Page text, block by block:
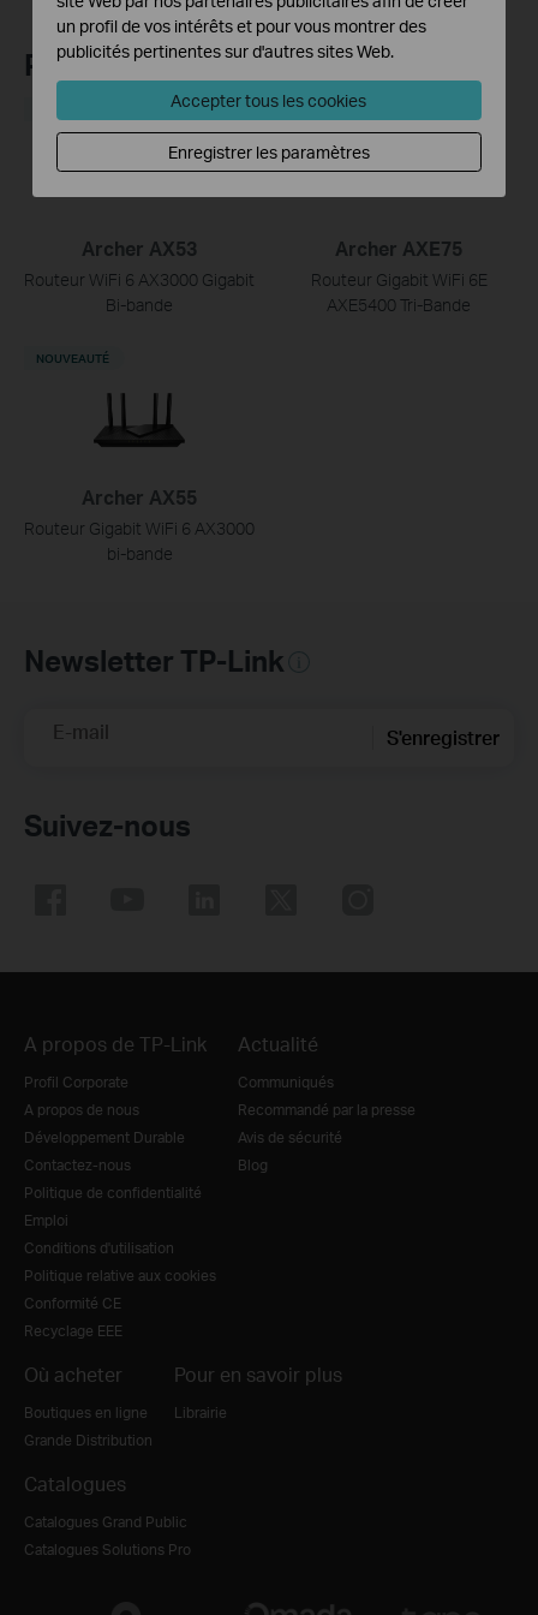
Produits Recommandés
Archer AX53
Routeur WiFi 6 AX3000 Gigabit
Bi-bande
Archer AXE75
Routeur Gigabit WiFi 6E
AXE5400 Tri-Bande
NOUVEAUTÉ
Archer AX55
Routeur Gigabit WiFi 6 AX3000
bi-bande
NOUVEAUTÉ
Newsletter TP-Link
E-mail S'enregistrer
Suivez-nous
A propos de TP-Link
Profil Corporate
A propos de nous
Développement Durable
Contactez-nous
Politique de confidentialité
Emploi
Conditions d'utilisation
Politique relative aux cookies
Conformité CE
Recyclage EEE
Actualité
Communiqués
Recommandé par la presse
Avis de sécurité
Blog
Où acheter
Boutiques en ligne
Grande Distribution
Pour en savoir plus
Librairie
Catalogues
Catalogues Grand Public
Catalogues Solutions Pro
un profil de vos intérêts et pour vous montrer des
publicités pertinentes sur d'autres sites Web.
Accepter tous les cookies
Enregistrer les paramètres